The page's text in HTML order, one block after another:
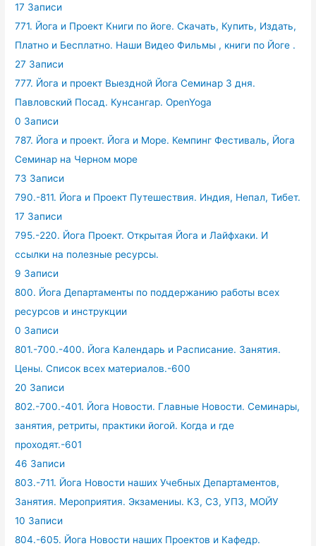
17 Записи
771. Йога и Проект Книги по йоге. Скачать, Купить, Издать,
Платно и Бесплатно. Наши Видео Фильмы , книги по Йоге .
27 Записи
777. Йога и проект Выездной Йога Семинар 3 дня.
Павловский Посад. Кунсангар. OpenYoga
0 Записи
787. Йога и проект. Йога и Море. Кемпинг Фестиваль, Йога
Семинар на Черном море
73 Записи
790.-811. Йога и Проект Путешествия. Индия, Непал, Тибет.
17 Записи
795.-220. Йога Проект. Открытая Йога и Лайфхаки. И
ссылки на полезные ресурсы.
9 Записи
800. Йога Департаменты по поддержанию работы всех
ресурсов и инструкции
0 Записи
801.-700.-400. Йога Календарь и Расписание. Занятия.
Цены. Список всех материалов.-600
20 Записи
802.-700.-401. Йога Новости. Главные Новости. Семинары,
занятия, ретриты, практики йогой. Когда и где
проходят.-601
46 Записи
803.-711. Йога Новости наших Учебных Департаментов,
Занятия. Мероприятия. Экзамениы. КЗ, СЗ, УПЗ, МОЙУ
10 Записи
804.-605. Йога Новости наших Проектов и Кафедр.